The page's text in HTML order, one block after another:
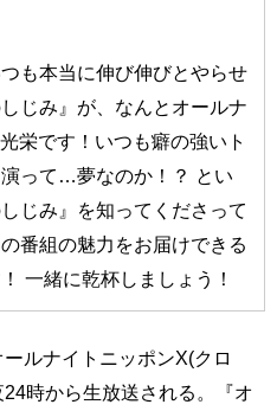
も本当に伸び伸びとやらせ
じみ』が、なんとオールナ
栄です！いつも癖の強いト
って…夢なのか！？ とい
じみ』を知ってくださって
番組の魅力をお届けできる
一緒に乾杯しましょう！
ルナイトニッポンX(クロ
時から生放送される。『オ